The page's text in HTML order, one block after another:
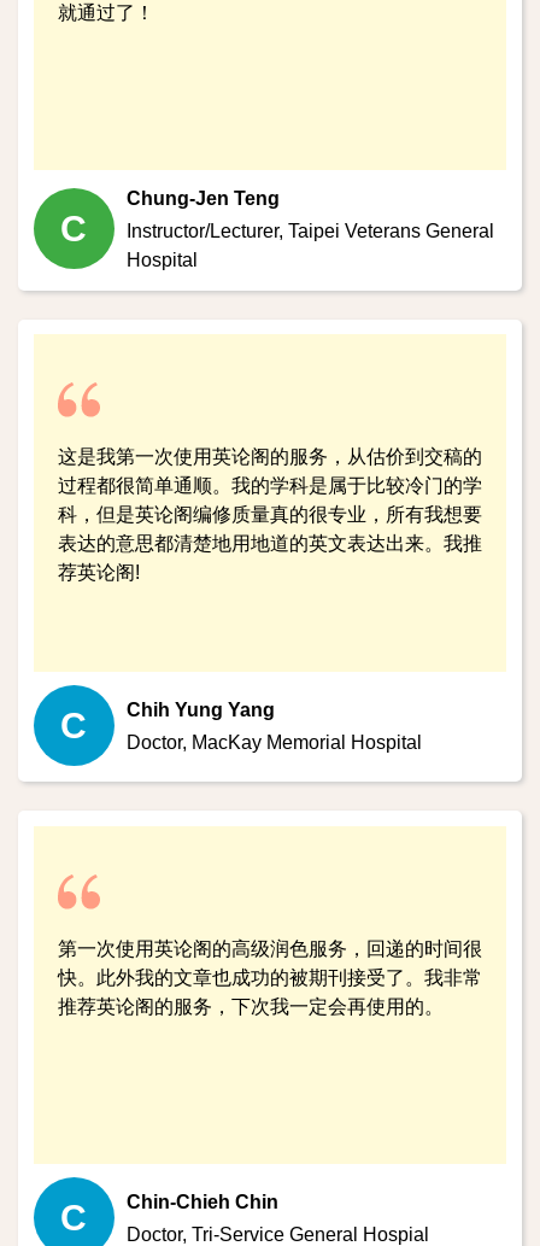
就通过了！
C
Chung-Jen Teng
Instructor/Lecturer, Taipei Veterans General
Hospital
这是我第一次使用英论阁的服务，从估价到交稿的
过程都很简单通顺。我的学科是属于比较冷门的学
科，但是英论阁编修质量真的很专业，所有我想要
表达的意思都清楚地用地道的英文表达出来。我推
荐英论阁!
C
Chih Yung Yang
Doctor, MacKay Memorial Hospital
第一次使用英论阁的高级润色服务，回递的时间很
快。此外我的文章也成功的被期刊接受了。我非常
推荐英论阁的服务，下次我一定会再使用的。
C
Chin-Chieh Chin
Doctor, Tri-Service General Hospial